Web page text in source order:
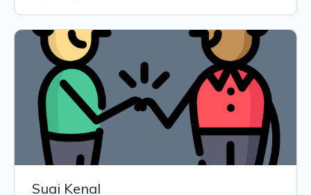
Suai Kenal